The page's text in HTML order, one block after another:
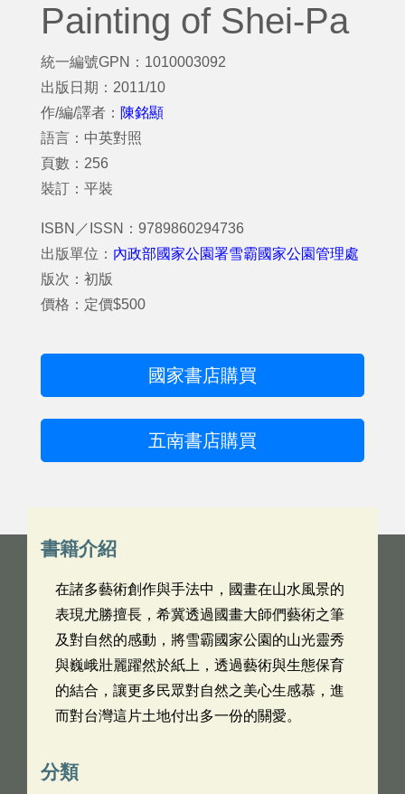
Painting of Shei-Pa
統一編號GPN：1010003092
出版日期：2011/10
作/編/譯者： 陳銘顯
語言：中英對照
頁數：256
裝訂：平裝
ISBN／ISSN：9789860294736
出版單位： 內政部國家公園署雪霸國家公園管理處
版次：初版
價格：定價$500
國家書店購買
五南書店購買
書籍介紹
在諸多藝術創作與手法中，國畫在山水風景的
表現尤勝擅長，希冀透過國畫大師們藝術之筆
及對自然的感動，將雪霸國家公園的山光靈秀
與巍峨壯麗躍然於紙上，透過藝術與生態保育
的結合，讓更多民眾對自然之美心生感慕，進
而對台灣這片土地付出多一份的關愛。
分類